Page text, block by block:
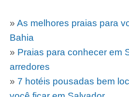
» As melhores praias para
Bahia
» Praias para conhecer em
arredores
» 7 hotéis pousadas bem